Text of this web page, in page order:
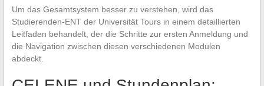
Um das Gesamtsystem besser zu verstehen, wird das
Studierenden-ENT der Universität Tours in einem detaillierten
Leitfaden behandelt, der die Schritte zur ersten Anmeldung und
die Navigation zwischen diesen verschiedenen Modulen
abdeckt.